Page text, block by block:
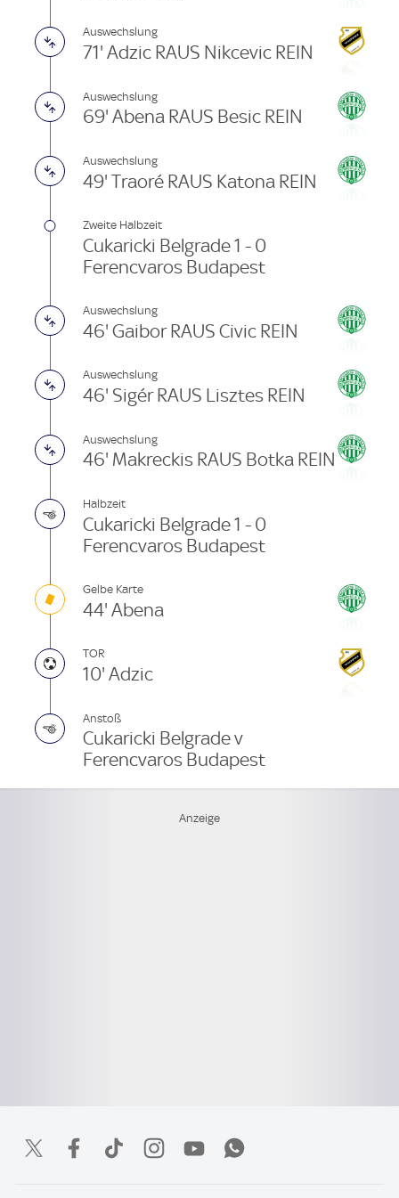
Auswechslung
71' Adzic RAUS Nikcevic REIN
Auswechslung
69' Abena RAUS Besic REIN
Auswechslung
49' Traoré RAUS Katona REIN
Zweite Halbzeit
Cukaricki Belgrade 1 - 0
Ferencvaros Budapest
Auswechslung
46' Gaibor RAUS Civic REIN
Auswechslung
46' Sigér RAUS Lisztes REIN
Auswechslung
46' Makreckis RAUS Botka REIN
Halbzeit
Cukaricki Belgrade 1 - 0
Ferencvaros Budapest
Gelbe Karte
44' Abena
TOR
10' Adzic
Anstoß
Cukaricki Belgrade v
Ferencvaros Budapest